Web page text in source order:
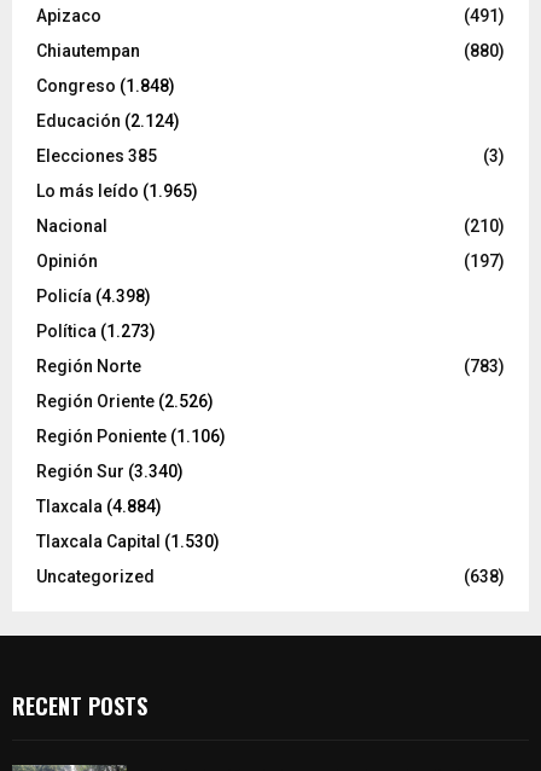
Apizaco
(491)
Chiautempan
(880)
Congreso (1.848)
Educación (2.124)
Elecciones 385
(3)
Lo más leído (1.965)
Nacional
(210)
Opinión
(197)
Policía (4.398)
Política (1.273)
Región Norte
(783)
Región Oriente (2.526)
Región Poniente (1.106)
Región Sur (3.340)
Tlaxcala (4.884)
Tlaxcala Capital (1.530)
Uncategorized
(638)
RECENT POSTS